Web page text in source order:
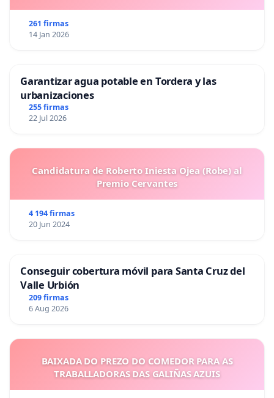
261 firmas
14 Jan 2026
Garantizar agua potable en Tordera y las
urbanizaciones
255 firmas
22 Jul 2026
Candidatura de Roberto Iniesta Ojea (Robe) al
Premio Cervantes
4 194 firmas
20 Jun 2024
Conseguir cobertura móvil para Santa Cruz del
Valle Urbión
209 firmas
6 Aug 2026
BAIXADA DO PREZO DO COMEDOR PARA AS
TRABALLADORAS DAS GALIÑAS AZUIS